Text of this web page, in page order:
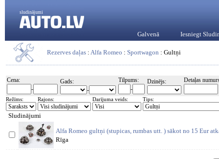
sludinājumi
Galvenā Iesniegt
Rezerves daļas : Alfa Romeo : Sportwagon : Gultņi
Cena:
-
Gads:
-
Tilpums:
-
Dzinējs: Detaļas
Režīms: Rajons: Darījuma veids: Tips:
Sludinājumi
Alfa Romeo gultņi (stupicas, rumbas utt. ) sākot no 15 Eur
Rīga